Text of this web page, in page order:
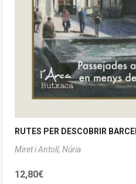
RUTES PER DESCOBRIR
Miret i Antolí, Núria
12,80€